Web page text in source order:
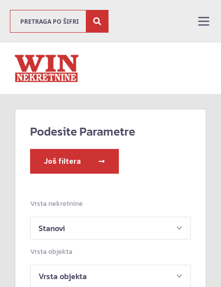
Podesite Parametre
Još filtera
Vrsta nekretnine
Vrsta objekta